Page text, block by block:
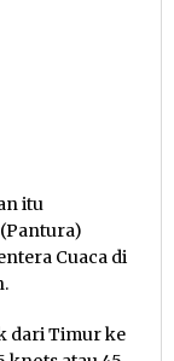
itu
Cuaca di
dari Timur ke